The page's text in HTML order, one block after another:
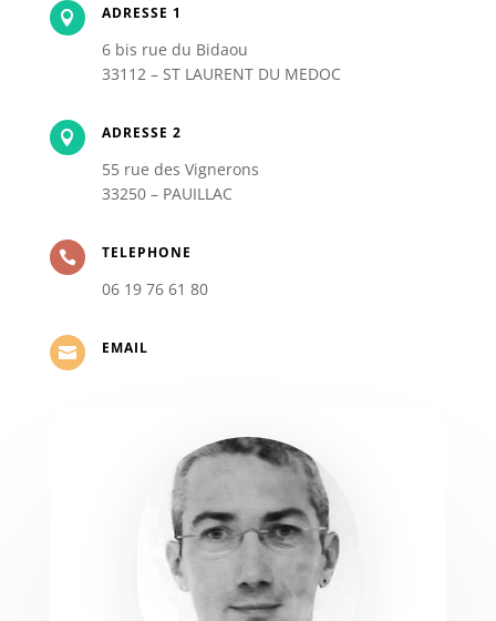
 ADRESSE 1
6 bis rue du Bidaou
33112 – ST LAURENT DU MEDOC
 ADRESSE 2
55 rue des Vignerons
33250 – PAUILLAC
 TELEPHONE
06 19 76 61 80
 EMAIL